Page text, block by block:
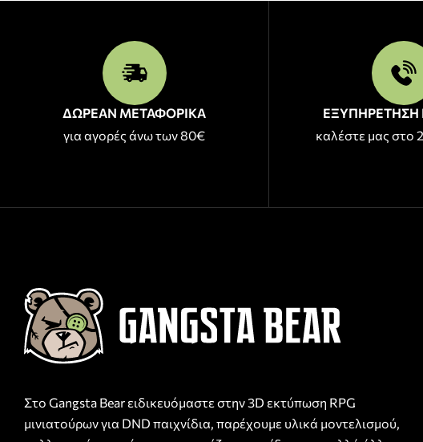
ΔΩΡΕΑΝ ΜΕΤΑΦΟΡΙΚΑ
για αγορές άνω των 80€
ΕΞΥΠΗΡΕΤΗΣΗ
καλέστε μας στο
Στο Gangsta Bear ειδικευόμαστε στην 3D εκτύπωση RPG
μινιατούρων για DND παιχνίδια, παρέχουμε υλικά μοντελισμού,